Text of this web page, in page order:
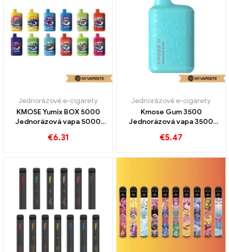
Jednorázové e-cigarety
KMOSE Yumix BOX 5000
Jednorázová vapa 5000
€6.31
Jednorázové e-cigarety
Kmose Gum 3500
Jednorázová vapa 3500
€5.47